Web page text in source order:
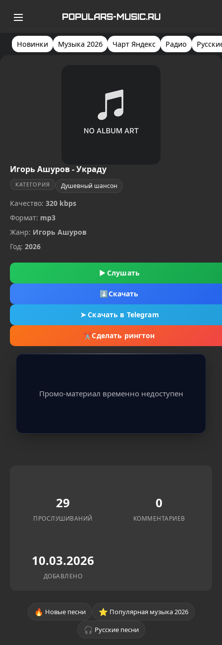
POPULARS-MUSIC.RU
Новинки Музыка 2026 Чарт Яндекс Радио
Игорь Ашуров - Украду
КАТЕГОРИЯ Душевный шансон
Качество: 320 kbps
Формат: mp3
Жанр: Игорь Ашуров
Год: 2026
▶ Слушать
⬇Скачать
➤Скачать в Telegram
✂Сделать рингтон
Промо-материал временно недоступен
29
ПРОСЛУШИВАНИЙ
0
КОММЕНТАРИЕВ
10.03.2026
ДОБАВЛЕНО
🔥 Новые песни ⭐ Популярная музыка 2026
🎧 Русские песни